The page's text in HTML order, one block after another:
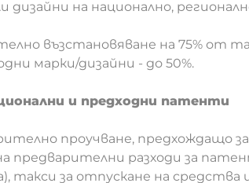
дизайни на национално,
възстановяване на 75% от
марки/дизайни - до 50%.
и предходни патенти
проучване, предхождащо
предварителни разходи за
такси за отпускане на средства